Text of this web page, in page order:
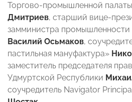
Торгово-промышленной
Дмитриев, старший вице-
замминистра
Василий Осьмаков,
пастильная мануфактура»
заместитель председателя
Удмуртской Республики
соучредитель Navigator